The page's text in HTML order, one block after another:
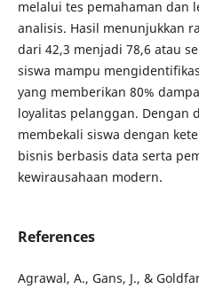
melalui tes pemahaman dan
analisis. Hasil menunjukkan
dari 42,3 menjadi 78,6 atau
siswa mampu
yang memberikan 80%
loyalitas pelanggan. Dengan
membekali siswa dengan
bisnis berbasis data serta
kewirausahaan modern.
References
Agrawal, A., Gans, J., &